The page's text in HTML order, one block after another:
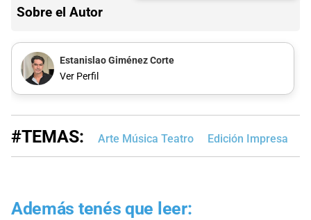
Sobre el Autor
Estanislao Giménez Corte
Ver Perfil
#TEMAS: Arte Música Teatro Edición Impresa
Además tenés que leer: